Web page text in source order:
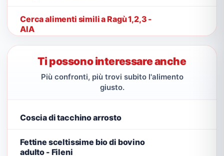
Cerca alimenti simili a Ragù 1,2,3 -
AIA
Ti possono interessare anche
Più confronti, più trovi subito l'alimento
giusto.
Coscia di tacchino arrosto
Fettine sceltissime bio di bovino
adulto - Fileni